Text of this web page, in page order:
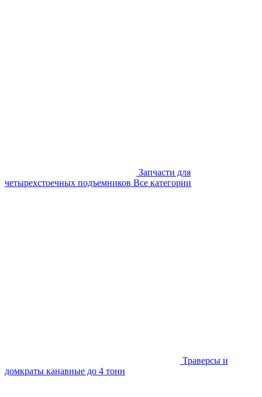
Запчасти для
четырехстоечных подъемников Все категории
Траверсы и
домкраты канавные до 4 тонн